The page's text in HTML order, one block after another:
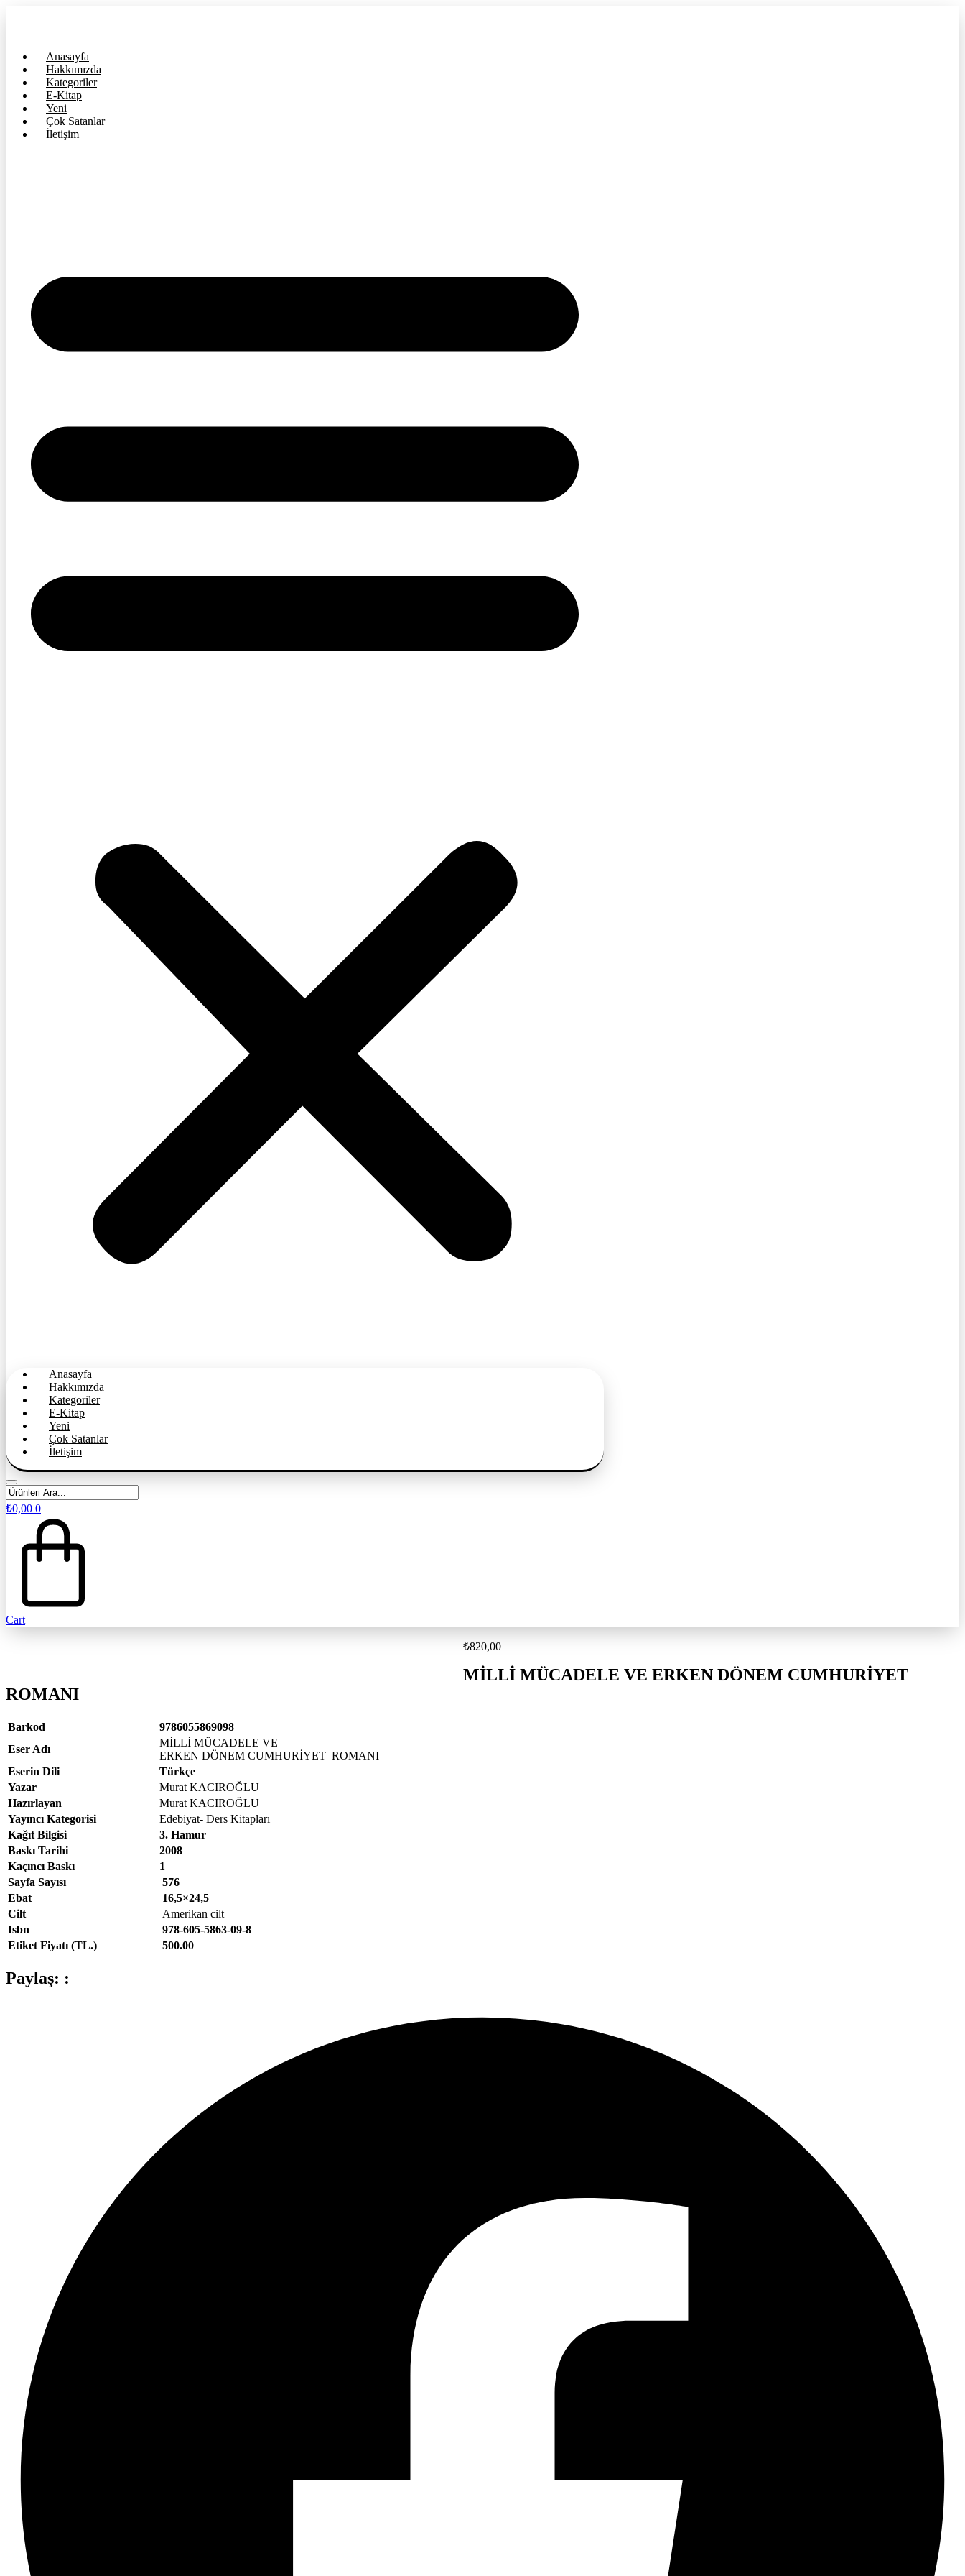
Anasayfa
Hakkımızda
Kategoriler
E-Kitap
Yeni
Çok Satanlar
İletişim
Anasayfa
Hakkımızda
Kategoriler
E-Kitap
Yeni
Çok Satanlar
İletişim
₺0,00 0
Cart
₺820,00
MİLLİ MÜCADELE VE ERKEN DÖNEM CUMHURİYET
ROMANI
Barkod
9786055869098
Eser Adı
MİLLİ MÜCADELE VE
ERKEN DÖNEM CUMHURİYET ROMANI
Eserin Dili
Türkçe
Yazar
Murat KACIROĞLU
Hazırlayan
Murat KACIROĞLU
Yayıncı Kategorisi
Edebiyat- Ders Kitapları
Kağıt Bilgisi
3. Hamur
Baskı Tarihi
2008
Kaçıncı Baskı
1
Sayfa Sayısı
576
Ebat
16,5×24,5
Cilt
Amerikan cilt
Isbn
978-605-5863-09-8
Etiket Fiyatı (TL.)
500.00
Paylaş: :